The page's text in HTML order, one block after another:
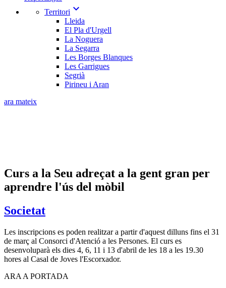
Territori expand_more
Lleida
El Pla d'Urgell
La Noguera
La Segarra
Les Borges Blanques
Les Garrigues
Segrià
Pirineu i Aran
ara mateix
Curs a la Seu adreçat a la gent gran per
aprendre l'ús del mòbil
Societat
Les inscripcions es poden realitzar a partir d'aquest dilluns fins el 31
de març al Consorci d'Atenció a les Persones. El curs es
desenvoluparà els dies 4, 6, 11 i 13 d'abril de les 18 a les 19.30
hores al Casal de Joves l'Escorxador.
ARA A PORTADA